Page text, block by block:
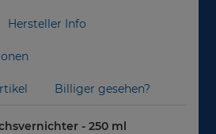
Hersteller Info
Billiger gesehen?
- 250 ml